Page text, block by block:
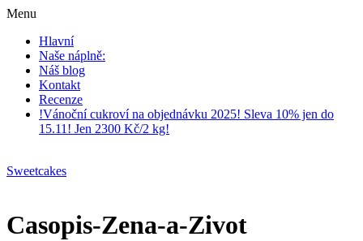
Menu
Hlavní
Naše náplně:
Náš blog
Kontakt
Recenze
!Vánoční cukroví na objednávku 2025! Sleva 10% jen do
15.11! Jen 2300 Kč/2 kg!
Sweetcakes
Casopis-Zena-a-Zivot